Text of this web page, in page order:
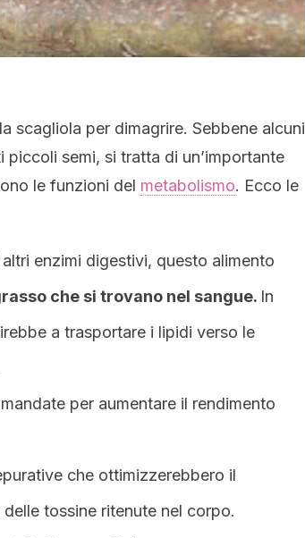
scagliola per dimagrire. Sebbene alcuni
semi, si tratta di un’importante
le funzioni del metabolismo. Ecco le
enzimi digestivi, questo alimento
che si trovano nel sangue. In
a trasportare i lipidi verso le
per aumentare il rendimento
che ottimizzerebbero il
tossine ritenute nel corpo.